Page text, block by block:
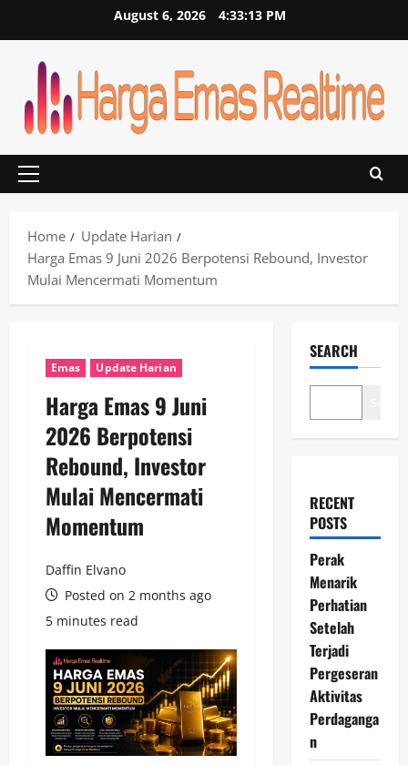
August 6, 2026 4:33:13 PM
Primary
Home
Update Harian
Harga Emas 9 Juni 2026 Berpotensi Rebound, Investor
Mulai Mencermati Momentum
Emas Update Harian
Harga Emas 9 Juni
2026 Berpotensi
Rebound, Investor
Mulai Mencermati
Momentum
Daffin Elvano
Posted on 2 months ago
5 minutes read
SEARCH
RECENT
POSTS
Perak
Menarik
Perhatian
Setelah
Terjadi
Pergeseran
Aktivitas
Perdaganga
n